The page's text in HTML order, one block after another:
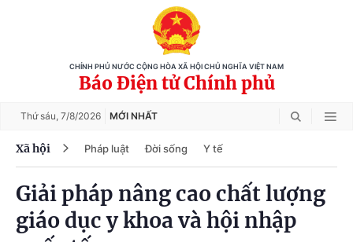
CHÍNH PHỦ NƯỚC CỘNG HÒA XÃ HỘI CHỦ NGHĨA VIỆT NAM
Báo Điện tử Chính phủ
Thứ sáu, 7/8/2026 MỚI NHẤT
Xã hội Pháp luật Đời sống Y tế
Giải pháp nâng cao chất lượng
giáo dục y khoa và hội nhập